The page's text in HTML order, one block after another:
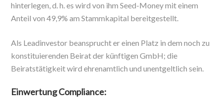
hinterlegen, d. h. es wird von ihm Seed-Money mit einem
Anteil von 49,9% am Stammkapital bereitgestellt.
Als Leadinvestor beansprucht er einen Platz in dem noch zu
konstituierenden Beirat der künftigen GmbH; die
Beiratstätigkeit wird ehrenamtlich und unentgeltlich sein.
Einwertung Compliance: